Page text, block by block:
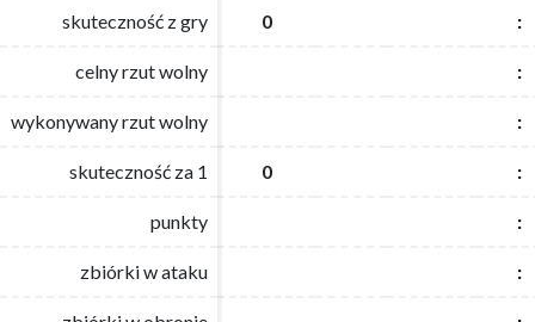
skuteczność z gry 0 :
celny rzut wolny :
wykonywany rzut wolny :
skuteczność za 1 0 :
punkty :
zbiórki w ataku :
skuteczność z gry 0 :
celny rzut wolny :
wykonywany rzut wolny :
skuteczność za 1 0 :
punkty :
zbiórki w ataku :